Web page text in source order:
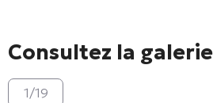
Consultez la
1/19